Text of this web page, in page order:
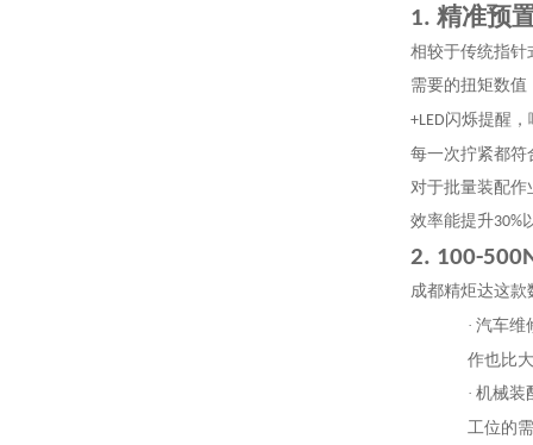
1. 精准预
相较于传统指针
需要的扭矩数
+LED闪烁提醒
每一次拧紧都符
对于批量装配作
效率能提升30%
2. 100-
成都精炬达这
· 汽车维
作也比
· 机械装
工位的